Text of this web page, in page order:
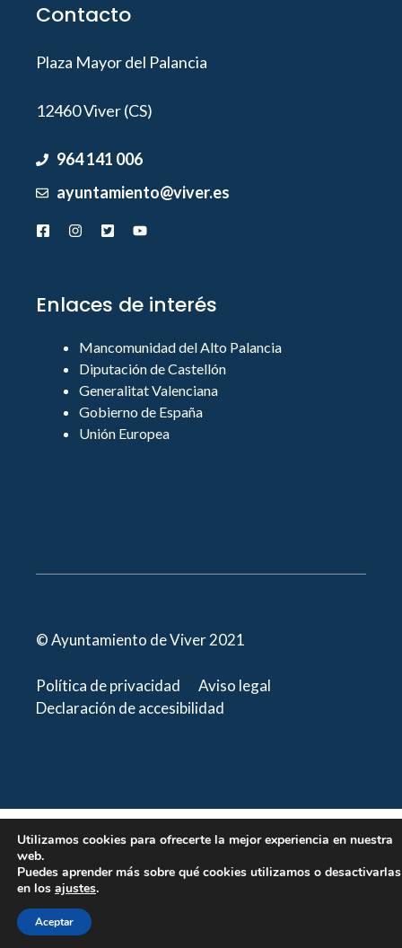
Contacto
Plaza Mayor del Palancia
12460 Viver (CS)
964 141 006
ayuntamiento@viver.es
Enlaces de interés
Mancomunidad del Alto Palancia
Diputación de Castellón
Generalitat Valenciana
Gobierno de España
Unión Europea
© Ayuntamiento de Viver 2021
Política de privacidad
Aviso legal
Declaración de accesibilidad
Utilizamos cookies para ofrecerte la mejor experiencia en nuestra
web.
Puedes aprender más sobre qué cookies utilizamos o desactivarlas
en los ajustes.
Aceptar